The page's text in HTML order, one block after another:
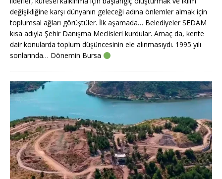
değişikliğine karşı dünyanın geleceği adına önlemler almak için
toplumsal ağları görüştüler. İlk aşamada… Belediyeler SEDAM
kısa adıyla Şehir Danışma Meclisleri kurdular. Amaç da, kente
dair konularda toplum düşüncesinin ele alınmasıydı. 1995 yılı
sonlarında… Dönemin Bursa